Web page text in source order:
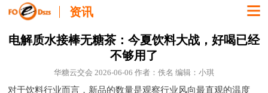
资讯
电解质水接棒无糖茶：今夏饮料大战，好喝已经
不够用了
华糖云交会 2026-06-06 作者：佚名 编辑：小琪
对于饮料行业而言，新品的数量是观察行业风向最直观的温度